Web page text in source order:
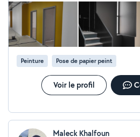
Peinture Pose de papier peint
Voir le profil
Maleck Khalfoun